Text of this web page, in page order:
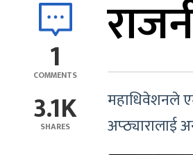
1
COMMENTS
3.1K
SHARES
महाधिवेशनले
अप्ठ्यारालाई